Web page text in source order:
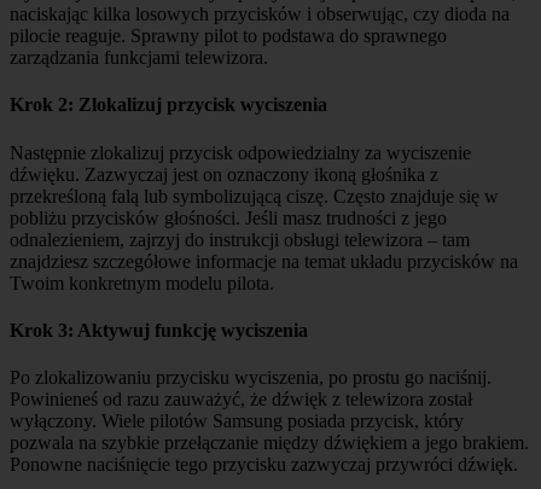
naciskając kilka losowych przycisków i obserwując, czy dioda na
pilocie reaguje. Sprawny pilot to podstawa do sprawnego
zarządzania funkcjami telewizora.
Krok 2: Zlokalizuj przycisk wyciszenia
Następnie zlokalizuj przycisk odpowiedzialny za wyciszenie
dźwięku. Zazwyczaj jest on oznaczony ikoną głośnika z
przekreśloną falą lub symbolizującą ciszę. Często znajduje się w
pobliżu przycisków głośności. Jeśli masz trudności z jego
odnalezieniem, zajrzyj do instrukcji obsługi telewizora – tam
znajdziesz szczegółowe informacje na temat układu przycisków na
Twoim konkretnym modelu pilota.
Krok 3: Aktywuj funkcję wyciszenia
Po zlokalizowaniu przycisku wyciszenia, po prostu go naciśnij.
Powinieneś od razu zauważyć, że dźwięk z telewizora został
wyłączony. Wiele pilotów Samsung posiada przycisk, który
pozwala na szybkie przełączanie między dźwiękiem a jego brakiem.
Ponowne naciśnięcie tego przycisku zazwyczaj przywróci dźwięk.